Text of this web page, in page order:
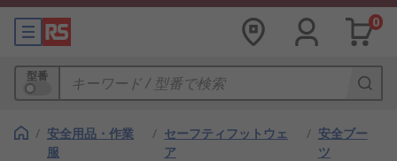
0
型番
/ 安全用品・作業
服
/ セーフティフットウェ
ア
/ 安全ブー
ツ